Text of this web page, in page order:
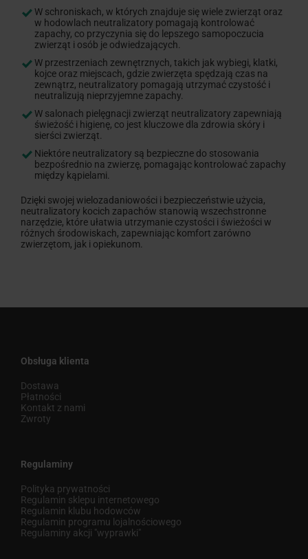
W schroniskach, w których znajduje się wiele zwierząt oraz
w hodowlach neutralizatory pomagają kontrolować
zapachy, co przyczynia się do lepszego samopoczucia
zwierząt i osób je odwiedzających.
W przestrzeniach zewnętrznych, takich jak wybiegi, klatki,
kojce oraz miejscach, gdzie zwierzęta spędzają czas na
zewnątrz, neutralizatory pomagają utrzymać czystość i
neutralizują nieprzyjemne zapachy.
W salonach pielęgnacji zwierząt neutralizatory zapewniają
świeżość i higienę, co jest kluczowe dla zdrowia skóry i
sierści zwierząt.
Niektóre neutralizatory są bezpieczne do stosowania
bezpośrednio na zwierzę, pomagając kontrolować zapachy
między kąpielami.
Dzięki swojej wielozadaniowości i bezpieczeństwie użycia,
neutralizatory kocich zapachów stanowią wszechstronne
narzędzie, które ułatwia utrzymanie czystości i świeżości w
różnych środowiskach, zapewniając komfort zarówno
zwierzętom, jak i opiekunom.
Obsługa klienta
Dostawa
Płatności
Kontakt z nami
Zwroty
Regulaminy
Polityka prywatności
Regulamin sklepu internetowego
Regulamin klubu hodowców
Regulamin programu lojalnościowego
Regulaminy akcji "wyprawki"